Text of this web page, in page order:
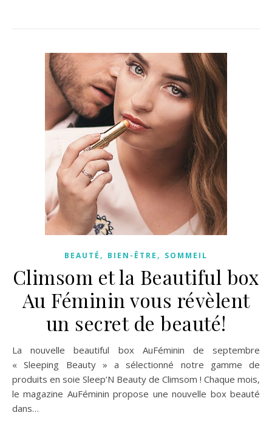
BEAUTÉ , BIEN-ÊTRE , SOMMEIL
Climsom et la Beautiful box
Au Féminin vous révèlent
un secret de beauté!
La nouvelle beautiful box AuFéminin de septembre
« Sleeping Beauty » a sélectionné notre gamme de
produits en soie Sleep’N Beauty de Climsom ! Chaque mois,
le magazine AuFéminin propose une nouvelle box beauté
dans…